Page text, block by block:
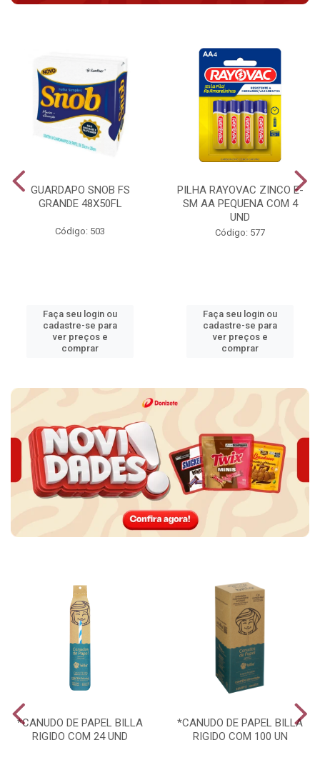
GUARDAPO SNOB FS
GRANDE 48X50FL
Código: 503
Faça seu login ou
cadastre-se para
ver preços e
comprar
PILHA RAYOVAC ZINCO E-
SM AA PEQUENA COM 4
UND
Código: 577
Faça seu login ou
cadastre-se para
ver preços e
comprar
*CANUDO DE PAPEL BILLA
RIGIDO COM 24 UND
*CANUDO DE PAPEL BILLA
RIGIDO COM 100 UN